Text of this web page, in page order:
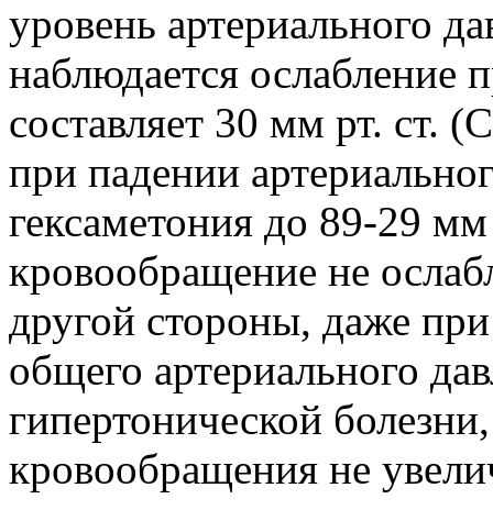
уровень артериального
наблюдается ослабление
составляет 30 мм рт. ст.
при падении
гексаметония до 89-29 мм
кровообращение не
другой стороны, даже
общего артериального
гипертонической
кровообращения не